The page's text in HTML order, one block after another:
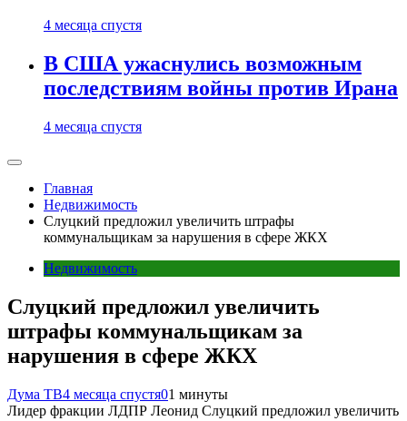
4 месяца спустя
В США ужаснулись возможным
последствиям войны против Ирана
4 месяца спустя
Главная
Недвижимость
Слуцкий предложил увеличить штрафы
коммунальщикам за нарушения в сфере ЖКХ
Недвижимость
Слуцкий предложил увеличить
штрафы коммунальщикам за
нарушения в сфере ЖКХ
Дума ТВ4 месяца спустя01 минуты
Лидер фракции ЛДПР Леонид Слуцкий предложил увеличить